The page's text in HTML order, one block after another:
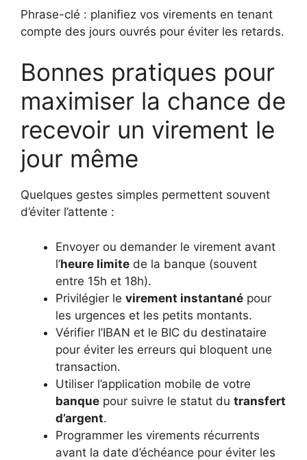
Phrase-clé : planifiez vos virements en tenant
compte des jours ouvrés pour éviter les retards.
Bonnes pratiques pour
maximiser la chance de
recevoir un virement le
jour même
Quelques gestes simples permettent souvent
d’éviter l’attente :
Envoyer ou demander le virement avant
l’heure limite de la banque (souvent
entre 15h et 18h).
Privilégier le virement instantané pour
les urgences et les petits montants.
Vérifier l’IBAN et le BIC du destinataire
pour éviter les erreurs qui bloquent une
transaction.
Utiliser l’application mobile de votre
banque pour suivre le statut du transfert
d’argent.
Programmer les virements récurrents
avant la date d’échéance pour éviter les